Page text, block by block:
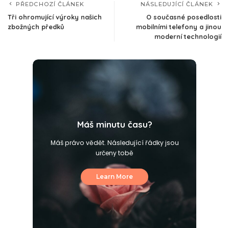
PŘEDCHOZÍ ČLÁNEK
Tři ohromující výroky našich
zbožných předků
NÁSLEDUJÍCÍ ČLÁNEK
O současné posedlosti
mobilními telefony a jinou
moderní technologií
Máš minutu času?
Máš právo vědět. Následující řádky jsou
určeny tobě
Learn More